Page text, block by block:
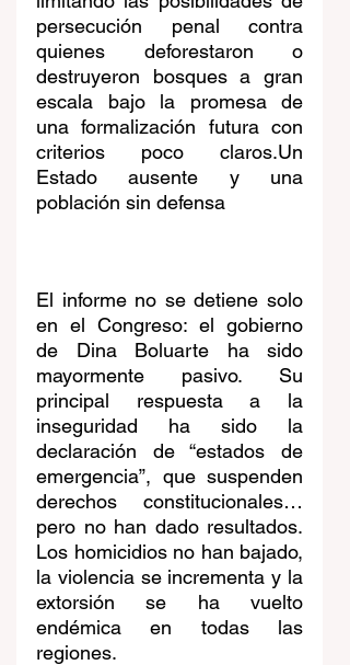
persecución penal contra
quienes deforestaron o
destruyeron bosques a gran
escala bajo la promesa de
una formalización futura con
criterios poco claros.Un
Estado ausente y una
población sin defensa
El informe no se detiene solo
en el Congreso: el gobierno
de Dina Boluarte ha sido
mayormente pasivo. Su
principal respuesta a la
inseguridad ha sido la
declaración de “estados de
emergencia”, que suspenden
derechos constitucionales…
pero no han dado resultados.
Los homicidios no han bajado,
la violencia se incrementa y la
extorsión se ha vuelto
endémica en todas las
regiones.